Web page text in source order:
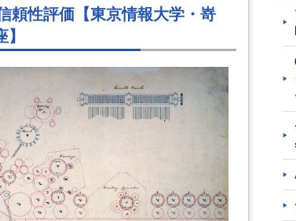
頼性評価【東京情報大学・嵜